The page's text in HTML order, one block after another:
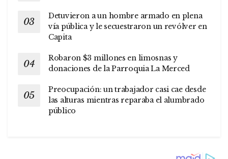
Detuvieron a un hombre armado en plena
vía pública y le secuestraron un revólver en
Capita
Robaron $3 millones en limosnas y
donaciones de la Parroquia La Merced
Preocupación: un trabajador casi cae desde
las alturas mientras reparaba el alumbrado
público